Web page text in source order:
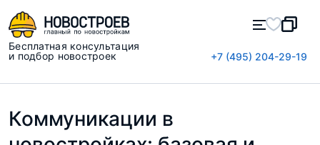
Бесплатная консультация
и подбор новостроек
+7 (495) 204-29-19
Коммуникации в